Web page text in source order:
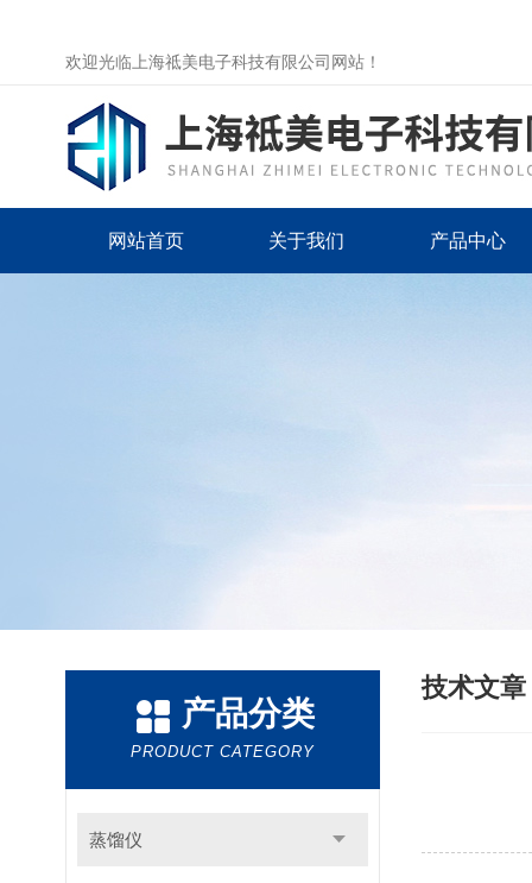
欢迎光临上海祗美电子科技有限公司网站！
网站首页 关于我们 产品中心
产品分类
PRODUCT CATEGORY
蒸馏仪
技术文章